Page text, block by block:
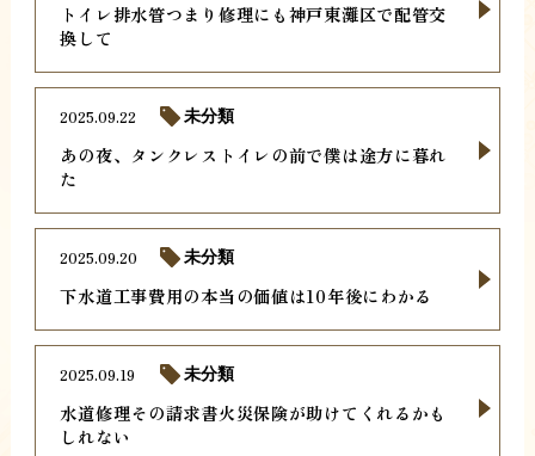
トイレ排水管つまり修理にも神戸東灘区で配管交
換して
あの夜、タンクレストイレの前で僕は途方に暮れ
た
2025.09.22 未分類
下水道工事費用の本当の価値は10年後にわかる
2025.09.20 未分類
水道修理その請求書火災保険が助けてくれるかも
しれない
2025.09.19 未分類